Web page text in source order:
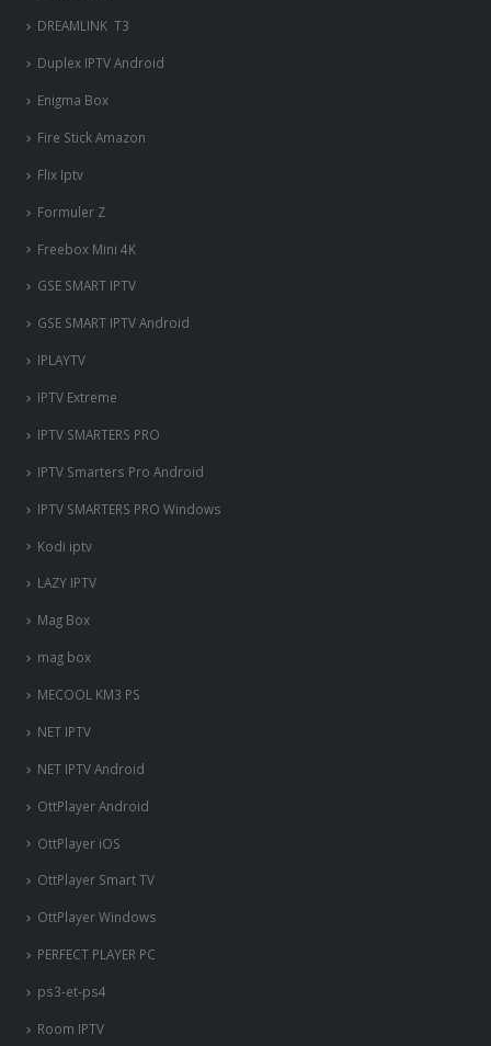
IPLAYTV
IPTV Extreme
IPTV SMARTERS PRO
IPTV Smarters Pro Android
IPTV SMARTERS PRO Windows
Kodi iptv
LAZY IPTV
Mag Box
mag box
MECOOL KM3 PS
NET IPTV
NET IPTV Android
OttPlayer Android
OttPlayer iOS
OttPlayer Smart TV
OttPlayer Windows
PERFECT PLAYER PC
ps3-et-ps4
Room IPTV
Royal iptv
ROYAL IPTV
SET IPTV
Smart IPTV
Smart IPTV Android
SMART STB
SMART STB Emu Android
SS IPTV
Tivimate iptv Player